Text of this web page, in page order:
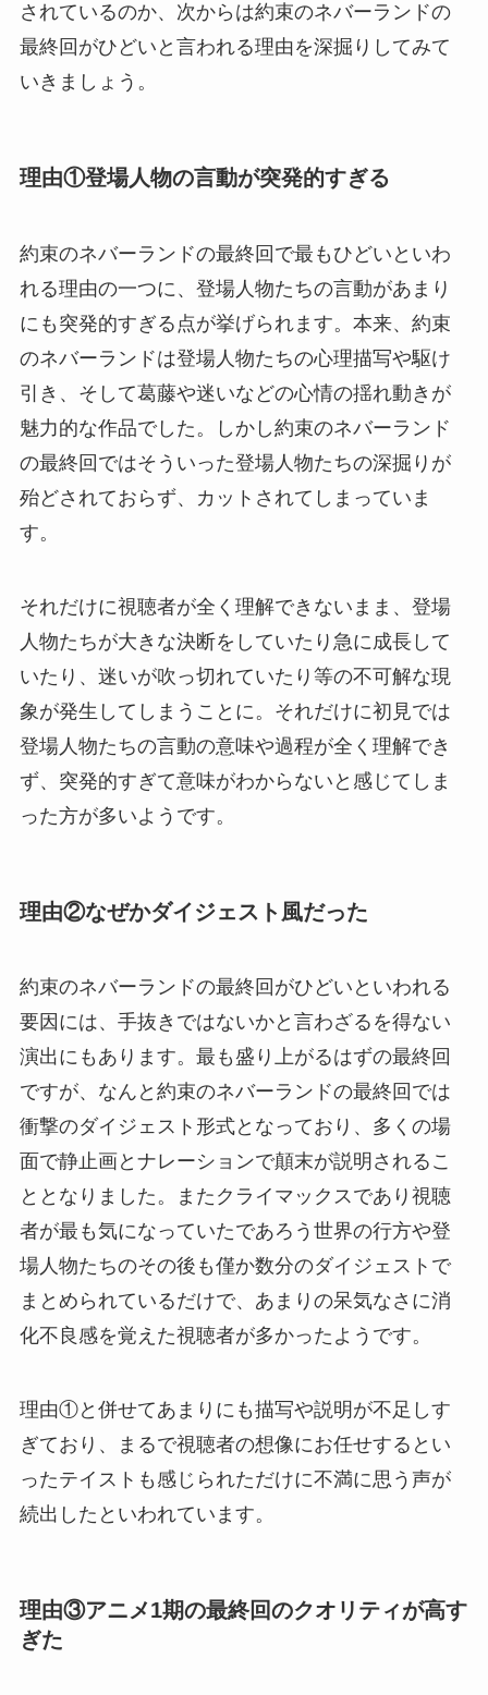
されているのか、次からは約束のネバーランドの
最終回がひどいと言われる理由を深掘りしてみて
いきましょう。
理由①登場人物の言動が突発的すぎる
約束のネバーランドの最終回で最もひどいといわ
れる理由の一つに、登場人物たちの言動があまり
にも突発的すぎる点が挙げられます。本来、約束
のネバーランドは登場人物たちの心理描写や駆け
引き、そして葛藤や迷いなどの心情の揺れ動きが
魅力的な作品でした。しかし約束のネバーランド
の最終回ではそういった登場人物たちの深掘りが
殆どされておらず、カットされてしまっていま
す。
それだけに視聴者が全く理解できないまま、登場
人物たちが大きな決断をしていたり急に成長して
いたり、迷いが吹っ切れていたり等の不可解な現
象が発生してしまうことに。それだけに初見では
登場人物たちの言動の意味や過程が全く理解でき
ず、突発的すぎて意味がわからないと感じてしま
った方が多いようです。
理由②なぜかダイジェスト風だった
約束のネバーランドの最終回がひどいといわれる
要因には、手抜きではないかと言わざるを得ない
演出にもあります。最も盛り上がるはずの最終回
ですが、なんと約束のネバーランドの最終回では
衝撃のダイジェスト形式となっており、多くの場
面で静止画とナレーションで顛末が説明されるこ
ととなりました。またクライマックスであり視聴
者が最も気になっていたであろう世界の行方や登
場人物たちのその後も僅か数分のダイジェストで
まとめられているだけで、あまりの呆気なさに消
化不良感を覚えた視聴者が多かったようです。
理由①と併せてあまりにも描写や説明が不足しす
ぎており、まるで視聴者の想像にお任せするとい
ったテイストも感じられただけに不満に思う声が
続出したといわれています。
理由③アニメ1期の最終回のクオリティが高す
ぎた